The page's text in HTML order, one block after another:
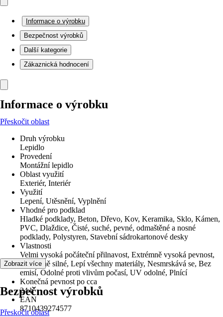
Informace o výrobku
Bezpečnost výrobků
Další kategorie
Zákaznická hodnocení
Informace o výrobku
Přeskočit oblast
Druh výrobku
Lepidlo
Provedení
Montážní lepidlo
Oblast využití
Exteriér, Interiér
Využití
Lepení, Utěsnění, Vyplnění
Vhodné pro podklad
Hladké podklady, Beton, Dřevo, Kov, Keramika, Sklo, Kámen,
PVC, Dlaždice, Čisté, suché, pevné, odmaštěné a nosné
podklady, Polystyren, Stavební sádrokartonové desky
Vlastnosti
Velmi vysoká počáteční přilnavost, Extrémně vysoká pevnost,
Extrémně silné, Lepí všechny materiály, Nesmrskává se, Bez
emisí, Odolné proti vlivům počasí, UV odolné, Plnící
Konečná pevnost po cca
24 h
EAN
8710439274577
Zobrazit více
Bezpečnost výrobků
Přeskočit oblast